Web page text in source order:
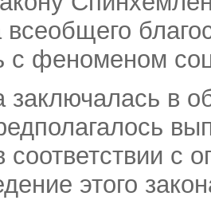
всеобщего
с феноменом
заключалась в
соответствии
этого